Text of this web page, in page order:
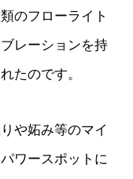
のフローライト
レーションを持
たのです。
や妬み等のマイ
ワースポットに